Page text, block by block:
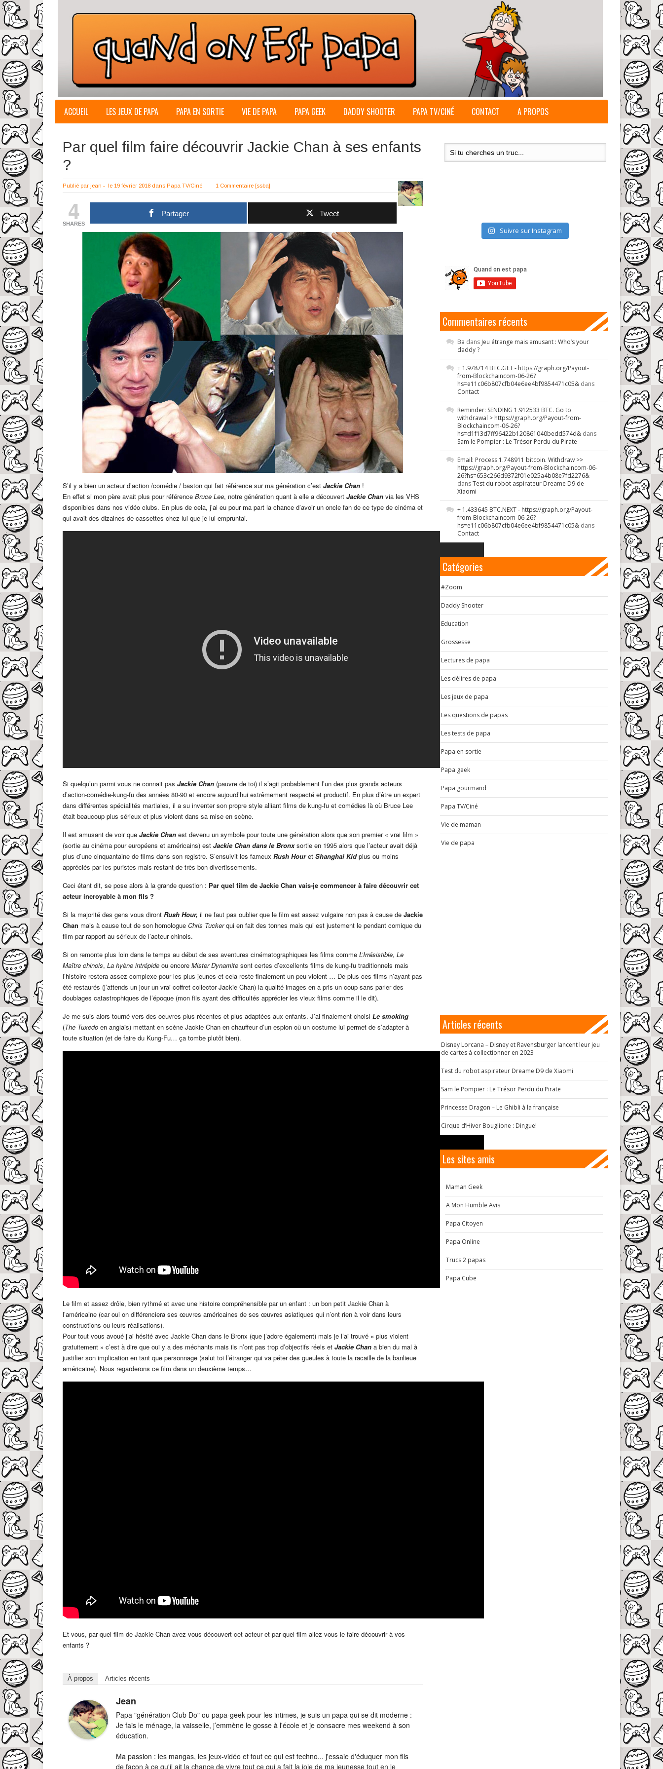
ACCUEIL LES JEUX DE PAPA PAPA EN SORTIE VIE DE PAPA PAPA GEEK DADDY SHOOTER PAPA TV/CINÉ CONTACT A PROPOS
Par quel film faire découvrir Jackie Chan à ses enfants
?
Publié par jean - le 19 février 2018 dans Papa TV/Ciné 1 Commentaire [ssba]
4
SHARES
Partager Tweet
S’il y a bien un acteur d’action /comédie / baston qui fait référence sur ma génération c’est Jackie Chan !
En effet si mon père avait plus pour référence Bruce Lee, notre génération quant à elle a découvert Jackie Chan via les VHS
disponibles dans nos vidéo clubs. En plus de cela, j’ai eu pour ma part la chance d’avoir un oncle fan de ce type de cinéma et
qui avait des dizaines de cassettes chez lui que je lui empruntai.
Si quelqu’un parmi vous ne connait pas Jackie Chan (pauvre de toi) il s’agit probablement l’un des plus grands acteurs
d’action-comédie-kung-fu des années 80-90 et encore aujourd’hui extrêmement respecté et productif. En plus d’être un expert
dans différentes spécialités martiales, il a su inventer son propre style alliant films de kung-fu et comédies là où Bruce Lee
était beaucoup plus sérieux et plus violent dans sa mise en scène.
Il est amusant de voir que Jackie Chan est devenu un symbole pour toute une génération alors que son premier « vrai film »
(sortie au cinéma pour européens et américains) est Jackie Chan dans le Bronxsortie en 1995 alors que l’acteur avait déjà
plus d’une cinquantaine de films dans son registre. S’ensuivit les fameux Rush Houret Shanghai Kidplus ou moins
appréciés par les puristes mais restant de très bon divertissements.
Ceci étant dit, se pose alors à la grande question : Par quel film de Jackie Chan vais-je commencer à faire découvrir cet
acteur incroyable à mon fils ?
Si la majorité des gens vous diront Rush Hour, il ne faut pas oublier que le film est assez vulgaire non pas à cause de Jackie
Chan mais à cause tout de son homologue Chris Tuckerqui en fait des tonnes mais qui est justement le pendant comique du
film par rapport au sérieux de l’acteur chinois.
Si on remonte plus loin dans le temps au début de ses aventures cinématographiques les films comme L’Irrésistible, Le
Maître chinois, La hyène intrépide ou encore Mister Dynamite sont certes d’excellents films de kung-fu traditionnels mais
l’histoire restera assez complexe pour les plus jeunes et cela reste finalement un peu violent … De plus ces films n’ayant pas
été restaurés (j’attends un jour un vrai coffret collector Jackie Chan) la qualité images en a pris un coup sans parler des
doublages catastrophiques de l’époque (mon fils ayant des difficultés apprécier les vieux films comme il le dit).
Je me suis alors tourné vers des oeuvres plus récentes et plus adaptées aux enfants. J’ai finalement choisi Le smoking
(The Tuxedo en anglais) mettant en scène Jackie Chan en chauffeur d’un espion où un costume lui permet de s’adapter à
toute situation (et de faire du Kung-Fu… ça tombe plutôt bien).
Le film et assez drôle, bien rythmé et avec une histoire compréhensible par un enfant : un bon petit Jackie Chan à
l’américaine (car oui on différenciera ses œuvres américaines de ses œuvres asiatiques qui n’ont rien à voir dans leurs
constructions ou leurs réalisations).
Pour tout vous avoué j’ai hésité avec Jackie Chan dans le Bronx (que j’adore également) mais je l’ai trouvé « plus violent
gratuitement » c’est à dire que oui y a des méchants mais ils n’ont pas trop d’objectifs réels et Jackie Chan a bien du mal à
justifier son implication en tant que personnage (salut toi l’étranger qui va péter des gueules à toute la racaille de la banlieue
américaine). Nous regarderons ce film dans un deuxième temps…
Et vous, par quel film de Jackie Chan avez-vous découvert cet acteur et par quel film allez-vous le faire découvrir à vos
enfants ?
À propos Articles récents
Jean
Papa "génération Club Do" ou papa-geek pour les intimes, je suis un papa qui se dit moderne :
Je fais le ménage, la vaisselle, j’emmène le gosse à l'école et je consacre mes weekend à son
éducation.
Ma passion : les mangas, les jeux-vidéo et tout ce qui est techno... j'essaie d'éduquer mon fils
de façon à ce qu'il ait la chance de vivre tout ce qui a fait la joie de ma jeunesse tout en le
Suivre sur Instagram
Commentaires récents
Ba dans Jeu étrange mais amusant : Who’s your
daddy ?
+ 1.978714 BTC.GET - https://graph.org/Payout-
from-Blockchaincom-06-26?
hs=e11c06b807cfb04e6ee4bf9854471c05& dans
Contact
Reminder: SENDING 1.912533 BTC. Go to
withdrawal > https://graph.org/Payout-from-
Blockchaincom-06-26?
hs=d1f13d7ff96422b120861040bedd574d& dans
Sam le Pompier : Le Trésor Perdu du Pirate
Email: Process 1.748911 bitcoin. Withdraw >>
https://graph.org/Payout-from-Blockchaincom-06-
26?hs=653c266d9372f01e025a4b08e7fd2276&
dansTest du robot aspirateur Dreame D9 de
Xiaomi
+ 1.433645 BTC.NEXT - https://graph.org/Payout-
from-Blockchaincom-06-26?
hs=e11c06b807cfb04e6ee4bf9854471c05& dans
Contact
Catégories
#Zoom
Daddy Shooter
Education
Grossesse
Lectures de papa
Les délires de papa
Les jeux de papa
Les questions de papas
Les tests de papa
Papa en sortie
Papa geek
Papa gourmand
Papa TV/Ciné
Vie de maman
Vie de papa
Articles récents
Disney Lorcana – Disney et Ravensburger lancent leur jeu
de cartes à collectionner en 2023
Test du robot aspirateur Dreame D9 de Xiaomi
Sam le Pompier : Le Trésor Perdu du Pirate
Princesse Dragon – Le Ghibli à la française
Cirque d’Hiver Bouglione : Dingue!
Les sites amis
Maman Geek
A Mon Humble Avis
Papa Citoyen
Papa Online
Trucs 2 papas
Papa Cube